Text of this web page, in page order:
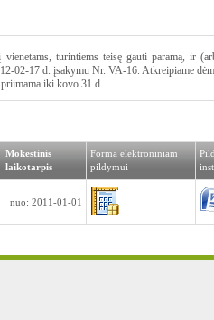
turintiems teisę gauti paramą, ir
02-17 d. įsakymu Nr. VA-16. Atkreipiame
iki kovo 31 d.
Mokestinis
laikotarpis
Forma elektroniniam
pildymui
nuo: 2011-01-01